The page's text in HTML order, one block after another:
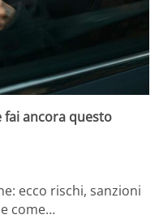
fai ancora questo
ecco rischi, sanzioni
come…